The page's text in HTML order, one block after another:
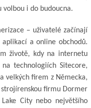
volbou i do budoucna.
– uživatelé začínají
a online obchodů.
životě, kdy na internetu
technologiích Sitecore,
velkých firem z Německa,
firmu Dormer
City nebo největšího